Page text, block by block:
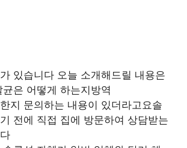
있습니다 오늘 소개해드릴 내용은
은 어떻게 하는지방역
지 문의하는 내용이 있더라고요솔
전에 직접 집에 방문하여 상담받는